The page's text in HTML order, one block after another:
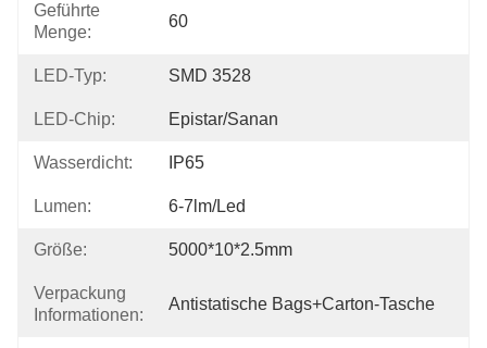
Geführte
Menge:
60
LED-Typ: SMD 3528
LED-Chip: Epistar/Sanan
Wasserdicht: IP65
Lumen: 6-7lm/led
Größe: 5000*10*2.5mm
Verpackung
Informationen:
Antistatische Bags+carton-Tasche